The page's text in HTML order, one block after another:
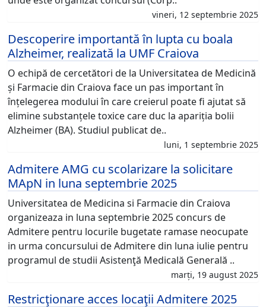
vineri, 12 septembrie 2025
Descoperire importantă în lupta cu boala
Alzheimer, realizată la UMF Craiova
O echipă de cercetători de la Universitatea de Medicină
și Farmacie din Craiova face un pas important în
înțelegerea modului în care creierul poate fi ajutat să
elimine substanțele toxice care duc la apariția bolii
Alzheimer (BA). Studiul publicat de..
luni, 1 septembrie 2025
Admitere AMG cu scolarizare la solicitare
MApN in luna septembrie 2025
Universitatea de Medicina si Farmacie din Craiova
organizeaza in luna septembrie 2025 concurs de
Admitere pentru locurile bugetate ramase neocupate
in urma concursului de Admitere din luna iulie pentru
programul de studii Asistenţă Medicală Generală ..
marți, 19 august 2025
Restricţionare acces locaţii Admitere 2025